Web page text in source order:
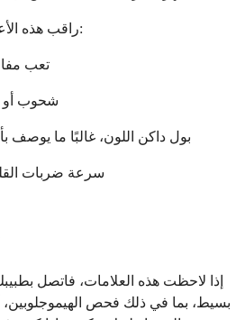
راقب هذه الأعراض بعد تناول طعام محتمل:
تعب
شحوب أو
بول داكن اللون، غالبًا ما يوصف
سرعة ضربات
إذا لاحظت هذه العلامات، فاتصل
بسيط، بما في ذلك فحص الهيموجلوبين،